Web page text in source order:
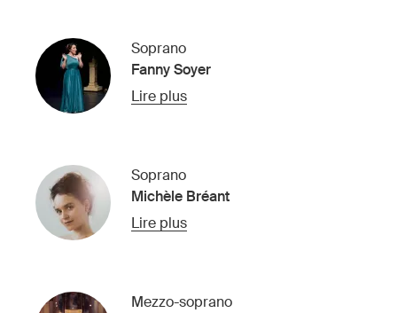
Soprano
Fanny Soyer
Lire plus
Soprano
Michèle Bréant
Lire plus
Mezzo-soprano